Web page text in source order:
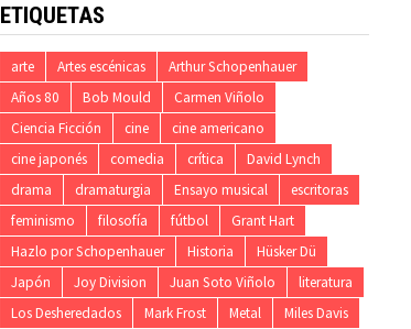
ETIQUETAS
arte Artes escénicas
Arthur Schopenhauer
Años 80
Bob Mould
Carmen Viñolo
Ciencia Ficción
cine
cine americano
cine japonés
comedia crítica
David Lynch
drama
dramaturgia Ensayo musical
escritoras
feminismo
filosofía fútbol
Grant Hart
Hazlo por Schopenhauer
Historia
Hüsker Dü
Japón
Joy Division Juan Soto Viñolo
literatura
Los Desheredados
Mark Frost Metal
Miles Davis